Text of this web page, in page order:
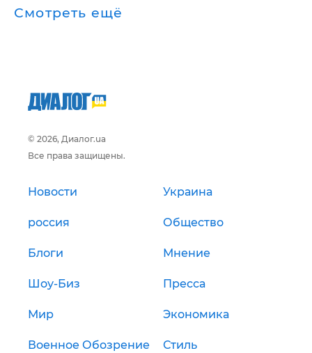
Смотреть ещё
© 2026, Диалог.ua
Все права защищены.
Новости Украина
россия Общество
Блоги Мнение
Шоу-Биз Пресса
Мир Экономика
Военное Обозрение Стиль